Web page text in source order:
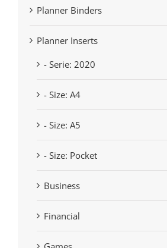
Planner Binders
Planner Inserts
- Serie: 2020
- Size: A4
- Size: A5
- Size: Pocket
Business
Financial